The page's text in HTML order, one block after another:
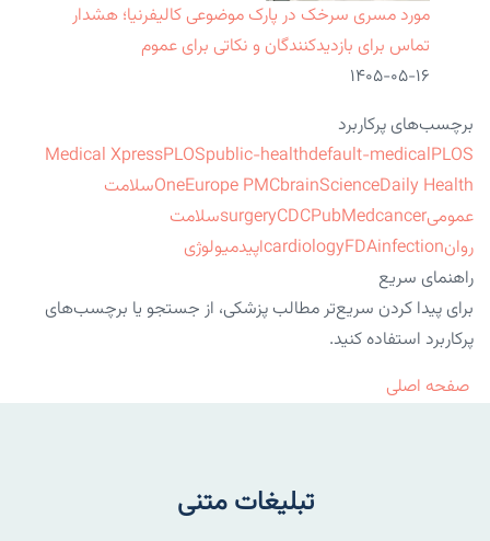
مورد مسری سرخک در پارک موضوعی کالیفرنیا؛ هشدار
تماس برای بازدیدکنندگان و نکاتی برای عموم
۱۴۰۵-۰۵-۱۶
برچسب‌های پرکاربرد
Medical XpressPLOSpublic-healthdefault-medicalPLOS
OneEurope PMCbrainScienceDaily Health
سلامت
عمومی
surgeryCDCPubMedcancer
سلامت
روان
cardiologyFDAinfection
اپیدمیولوژی
راهنمای سریع
برای پیدا کردن سریع‌تر مطالب پزشکی، از جستجو یا برچسب‌های
پرکاربرد استفاده کنید.
صفحه اصلی
تبلیغات متنی